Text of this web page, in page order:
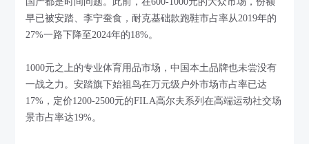
早已被安踏、李宁蚕食，耐克基础款跑鞋市占率从2019年的
27%一路下降至2024年的18%。
1000元之上的专业体育用品市场，中国本土品牌也未尝没有
一战之力。安踏旗下始祖鸟在万元级户外市场市占率已达
17%，定价1200-2500元的FILA高尔夫系列在高端运动社交场
景市占率达19%。